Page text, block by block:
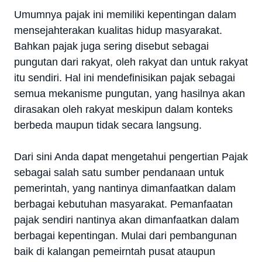
Umumnya pajak ini memiliki kepentingan dalam
mensejahterakan kualitas hidup masyarakat.
Bahkan pajak juga sering disebut sebagai
pungutan dari rakyat, oleh rakyat dan untuk rakyat
itu sendiri. Hal ini mendefinisikan pajak sebagai
semua mekanisme pungutan, yang hasilnya akan
dirasakan oleh rakyat meskipun dalam konteks
berbeda maupun tidak secara langsung.
Dari sini Anda dapat mengetahui pengertian Pajak
sebagai salah satu sumber pendanaan untuk
pemerintah, yang nantinya dimanfaatkan dalam
berbagai kebutuhan masyarakat. Pemanfaatan
pajak sendiri nantinya akan dimanfaatkan dalam
berbagai kepentingan. Mulai dari pembangunan
baik di kalangan pemeirntah pusat ataupun